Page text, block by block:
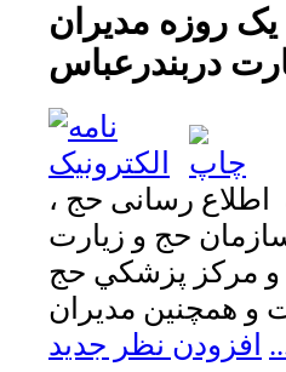
روزه مدیران
دربندرعباس
رسانی حج ،
حج و زيارت
و مركز پزشكي حج
افزودن نظر جدید